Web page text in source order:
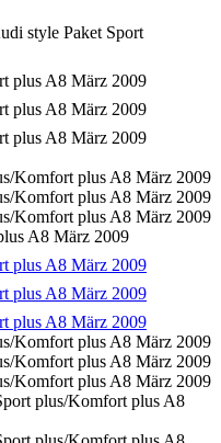
style Paket Sport
A8 März 2009